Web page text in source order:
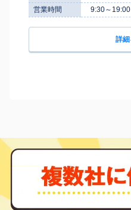
営業時間
9:30～19:00
詳細